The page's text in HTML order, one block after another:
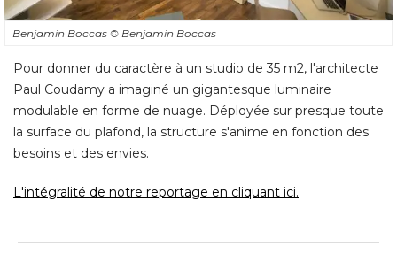
Benjamin Boccas © Benjamin Boccas
Pour donner du caractère à un studio de 35 m2, l'architecte
Paul Coudamy a imaginé un gigantesque luminaire
modulable en forme de nuage. Déployée sur presque toute
la surface du plafond, la structure s'anime en fonction des
besoins et des envies.
L'intégralité de notre reportage en cliquant ici.